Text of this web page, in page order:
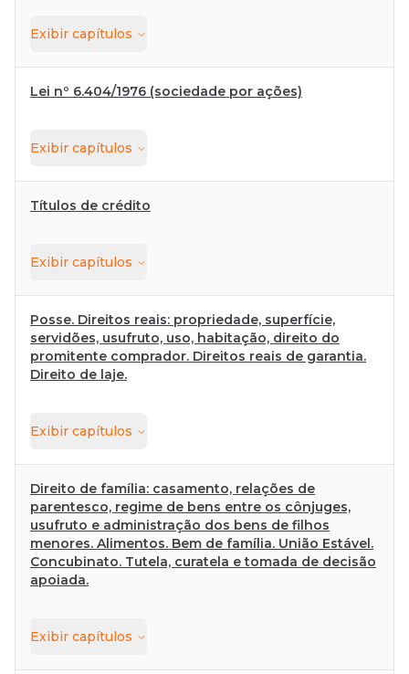
Exibir capítulos
Lei nº 6.404/1976 (sociedade por ações)
Exibir capítulos
Títulos de crédito
Exibir capítulos
Posse. Direitos reais: propriedade, superfície,
servidões, usufruto, uso, habitação, direito do
promitente comprador. Direitos reais de garantia.
Direito de laje.
Exibir capítulos
Direito de família: casamento, relações de
parentesco, regime de bens entre os cônjuges,
usufruto e administração dos bens de filhos
menores. Alimentos. Bem de família. União Estável.
Concubinato. Tutela, curatela e tomada de decisão
apoiada.
Exibir capítulos